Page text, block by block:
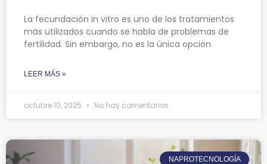
La fecundación in vitro es uno de los tratamientos
más utilizados cuando se habla de problemas de
fertilidad. Sin embargo, no es la única opción
LEER MÁS »
octubre 10, 2025 No hay comentarios
NAPROTECNOLOGÍA